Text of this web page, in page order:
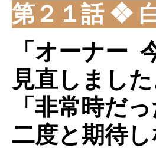
第２１話 ❖
「オーナー
見直しました
「非常時だ
二度と期待